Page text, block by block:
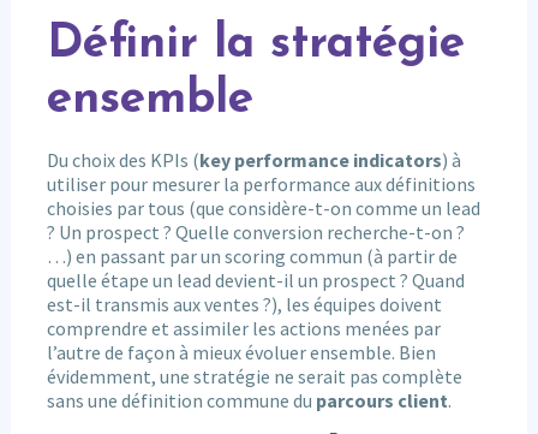
Définir la stratégie
ensemble
Du choix des KPIs (key performance indicators) à
utiliser pour mesurer la performance aux définitions
choisies par tous (que considère-t-on comme un lead
? Un prospect ? Quelle conversion recherche-t-on ?
…) en passant par un scoring commun (à partir de
quelle étape un lead devient-il un prospect ? Quand
est-il transmis aux ventes ?), les équipes doivent
comprendre et assimiler les actions menées par
l’autre de façon à mieux évoluer ensemble. Bien
évidemment, une stratégie ne serait pas complète
sans une définition commune du parcours client.